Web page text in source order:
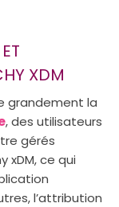
XDM
grandement la
, des utilisateurs
gérés
xDM, ce qui
l’attribution